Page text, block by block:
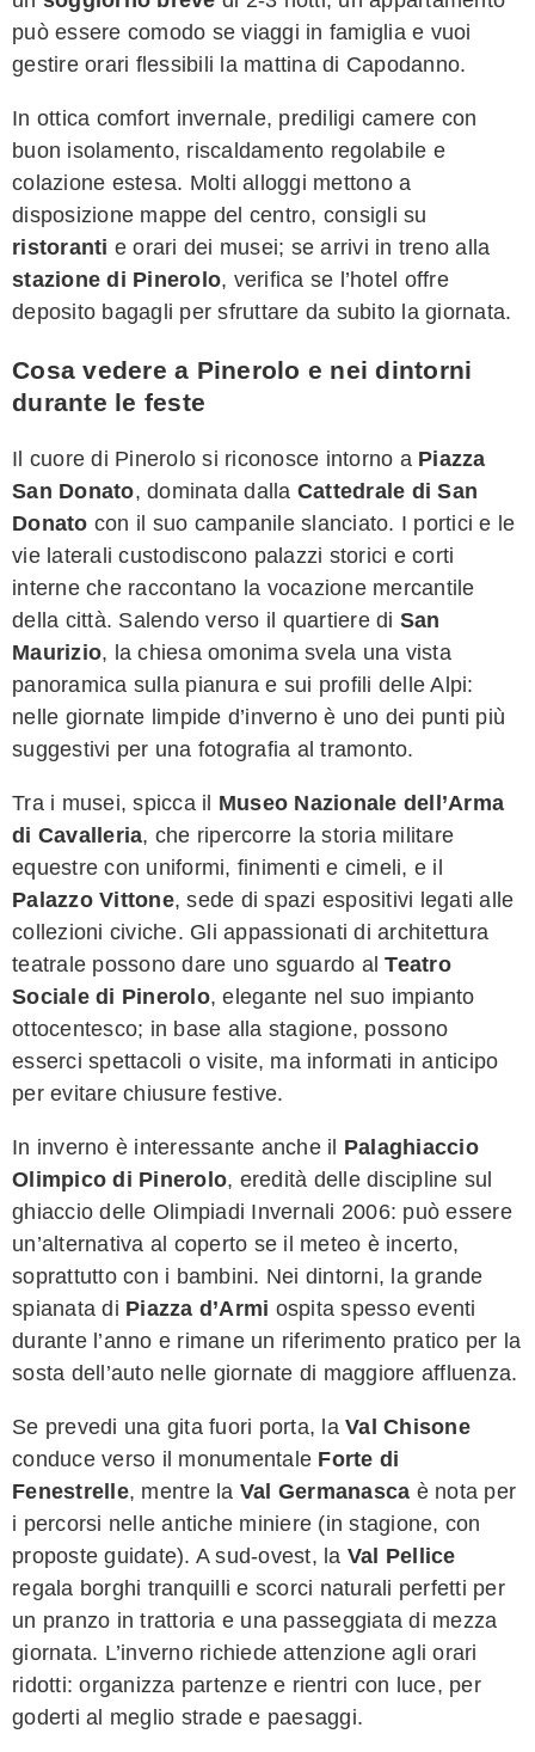
può essere comodo se viaggi in famiglia e vuoi
gestire orari flessibili la mattina di Capodanno.
In ottica comfort invernale, prediligi camere con
buon isolamento, riscaldamento regolabile e
colazione estesa. Molti alloggi mettono a
disposizione mappe del centro, consigli su
ristoranti e orari dei musei; se arrivi in treno alla
stazione di Pinerolo, verifica se l’hotel offre
deposito bagagli per sfruttare da subito la giornata.
Cosa vedere a Pinerolo e nei dintorni
durante le feste
Il cuore di Pinerolo si riconosce intorno a Piazza
San Donato, dominata dalla Cattedrale di San
Donato con il suo campanile slanciato. I portici e le
vie laterali custodiscono palazzi storici e corti
interne che raccontano la vocazione mercantile
della città. Salendo verso il quartiere di San
Maurizio, la chiesa omonima svela una vista
panoramica sulla pianura e sui profili delle Alpi:
nelle giornate limpide d’inverno è uno dei punti più
suggestivi per una fotografia al tramonto.
Tra i musei, spicca il Museo Nazionale dell’Arma
di Cavalleria, che ripercorre la storia militare
equestre con uniformi, finimenti e cimeli, e il
Palazzo Vittone, sede di spazi espositivi legati alle
collezioni civiche. Gli appassionati di architettura
teatrale possono dare uno sguardo alTeatro
Sociale di Pinerolo, elegante nel suo impianto
ottocentesco; in base alla stagione, possono
esserci spettacoli o visite, ma informati in anticipo
per evitare chiusure festive.
In inverno è interessante anche il Palaghiaccio
Olimpico di Pinerolo, eredità delle discipline sul
ghiaccio delle Olimpiadi Invernali 2006: può essere
un’alternativa al coperto se il meteo è incerto,
soprattutto con i bambini. Nei dintorni, la grande
spianata di Piazza d’Armi ospita spesso eventi
durante l’anno e rimane un riferimento pratico per la
sosta dell’auto nelle giornate di maggiore affluenza.
Se prevedi una gita fuori porta, la Val Chisone
conduce verso il monumentale Forte di
Fenestrelle, mentre la Val Germanasca è nota per
i percorsi nelle antiche miniere (in stagione, con
proposte guidate). A sud-ovest, la Val Pellice
regala borghi tranquilli e scorci naturali perfetti per
un pranzo in trattoria e una passeggiata di mezza
giornata. L’inverno richiede attenzione agli orari
ridotti: organizza partenze e rientri con luce, per
goderti al meglio strade e paesaggi.